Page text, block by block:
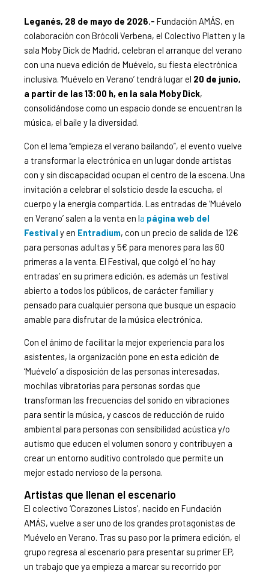
Leganés, 28 de mayo de 2026.- Fundación AMÁS, en
colaboración con Brócoli Verbena, el Colectivo Platten y la
sala Moby Dick de Madrid, celebran el arranque del verano
con una nueva edición de Muévelo, su fiesta electrónica
inclusiva. ‘Muévelo en Verano’ tendrá lugar el 20 de junio,
a partir de las 13:00 h, en la sala Moby Dick,
consolidándose como un espacio donde se encuentran la
música, el baile y la diversidad.
Con el lema “empieza el verano bailando”, el evento vuelve
a transformar la electrónica en un lugar donde artistas
con y sin discapacidad ocupan el centro de la escena. Una
invitación a celebrar el solsticio desde la escucha, el
cuerpo y la energía compartida. Las entradas de ‘Muévelo
en Verano’ salen a la venta en la página web del
Festival y en Entradium, con un precio de salida de 12€
para personas adultas y 5€ para menores para las 60
primeras a la venta. El Festival, que colgó el ‘no hay
entradas’ en su primera edición, es además un festival
abierto a todos los públicos, de carácter familiar y
pensado para cualquier persona que busque un espacio
amable para disfrutar de la música electrónica.
Con el ánimo de facilitar la mejor experiencia para los
asistentes, la organización pone en esta edición de
‘Muévelo’ a disposición de las personas interesadas,
mochilas vibratorias para personas sordas que
transforman las frecuencias del sonido en vibraciones
para sentir la música, y cascos de reducción de ruido
ambiental para personas con sensibilidad acústica y/o
autismo que educen el volumen sonoro y contribuyen a
crear un entorno auditivo controlado que permite un
mejor estado nervioso de la persona.
Artistas que llenan el escenario
El colectivo ‘Corazones Listos’, nacido en Fundación
AMÁS, vuelve a ser uno de los grandes protagonistas de
Muévelo en Verano. Tras su paso por la primera edición, el
grupo regresa al escenario para presentar su primer EP,
un trabajo que ya empieza a marcar su recorrido por